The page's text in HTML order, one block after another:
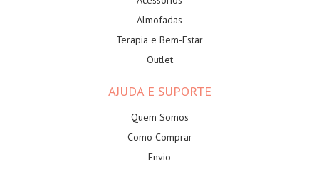
Almofadas
Terapia e Bem-Estar
Outlet
AJUDA E SUPORTE
Quem Somos
Como Comprar
Envio